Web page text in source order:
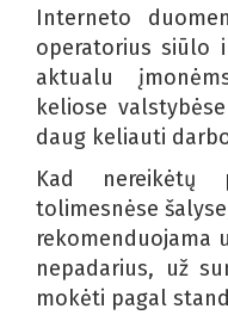
Interneto
operatorius siūlo
aktualu
keliose
daug keliauti
Kad nereikėtų
tolimesnėse
rekomenduojama
nepadarius, už
mokėti pagal